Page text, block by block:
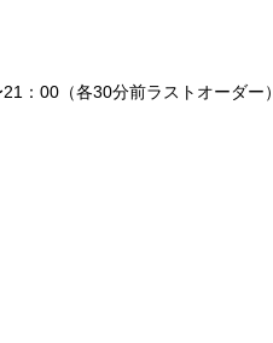
：00（各30分前ラストオーダー）